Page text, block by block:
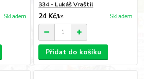
Skladem
334 - Lukáš Vraštil
24 Kč/ks Skladem
Přidat do košíku